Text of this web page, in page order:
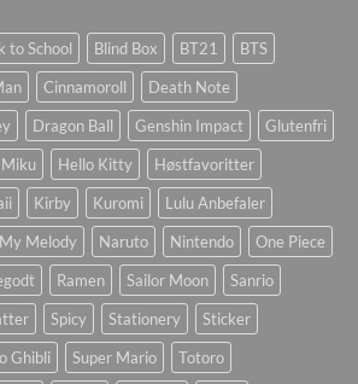
to School Blind Box BT21
BTS
Cinnamoroll
Death Note
Dragon Ball Genshin Impact
Glutenfri
Hello Kitty
Høstfavoritter
Kirby Kuromi
Lulu Anbefaler
My Melody Naruto Nintendo
One Piece
Ramen Sailor Moon
Sanrio
Spicy Stationery
Sticker
Ghibli Super Mario
Totoro